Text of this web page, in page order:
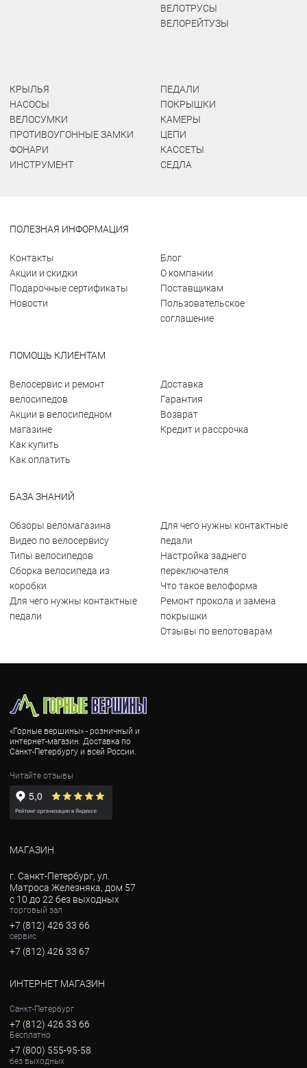
ВЕЛОТРУСЫ
ВЕЛОРЕЙТУЗЫ
КРЫЛЬЯ
НАСОСЫ
ВЕЛОСУМКИ
ПРОТИВОУГОННЫЕ ЗАМКИ
ФОНАРИ
ИНСТРУМЕНТ
ПЕДАЛИ
ПОКРЫШКИ
КАМЕРЫ
ЦЕПИ
КАССЕТЫ
СЕДЛА
ПОЛЕЗНАЯ ИНФОРМАЦИЯ
Контакты
Акции и скидки
Подарочные сертификаты
Новости
Блог
О компании
Поставщикам
Пользовательское
соглашение
ПОМОЩЬ КЛИЕНТАМ
Велосервис и ремонт
велосипедов
Акции в велосипедном
магазине
Как купить
Как оплатить
Доставка
Гарантия
Возврат
Кредит и рассрочка
БАЗА ЗНАНИЙ
Обзоры веломагазина
Видео по велосервису
Типы велосипедов
Сборка велосипеда из
коробки
Для чего нужны контактные
педали
Для чего нужны контактные
педали
Настройка заднего
переключателя
Что такое велоформа
Ремонт прокола и замена
покрышки
Отзывы по велотоварам
«Горные вершины» - розничный и
интернет-магазин. Доставка по
Санкт-Петербургу и всей России.
Читайте отзывы
МАГАЗИН
г. Санкт-Петербург, ул.
Матроса Железняка, дом 57
с 10 до 22 без выходных
торговый зал
+7 (812) 426 33 66
сервис
+7 (812) 426 33 67
ИНТЕРНЕТ МАГАЗИН
Санкт-Петербург
+7 (812) 426 33 66
Бесплатно
+7 (800) 555-95-58
без выходных